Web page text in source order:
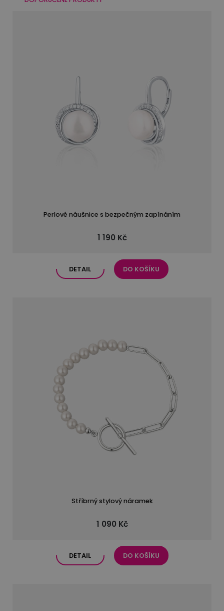
Perlové náušnice s bezpečným zapínáním
1 190 Kč
DETAIL DO KOŠÍKU
Stříbrný stylový náramek
1 090 Kč
DETAIL DO KOŠÍKU